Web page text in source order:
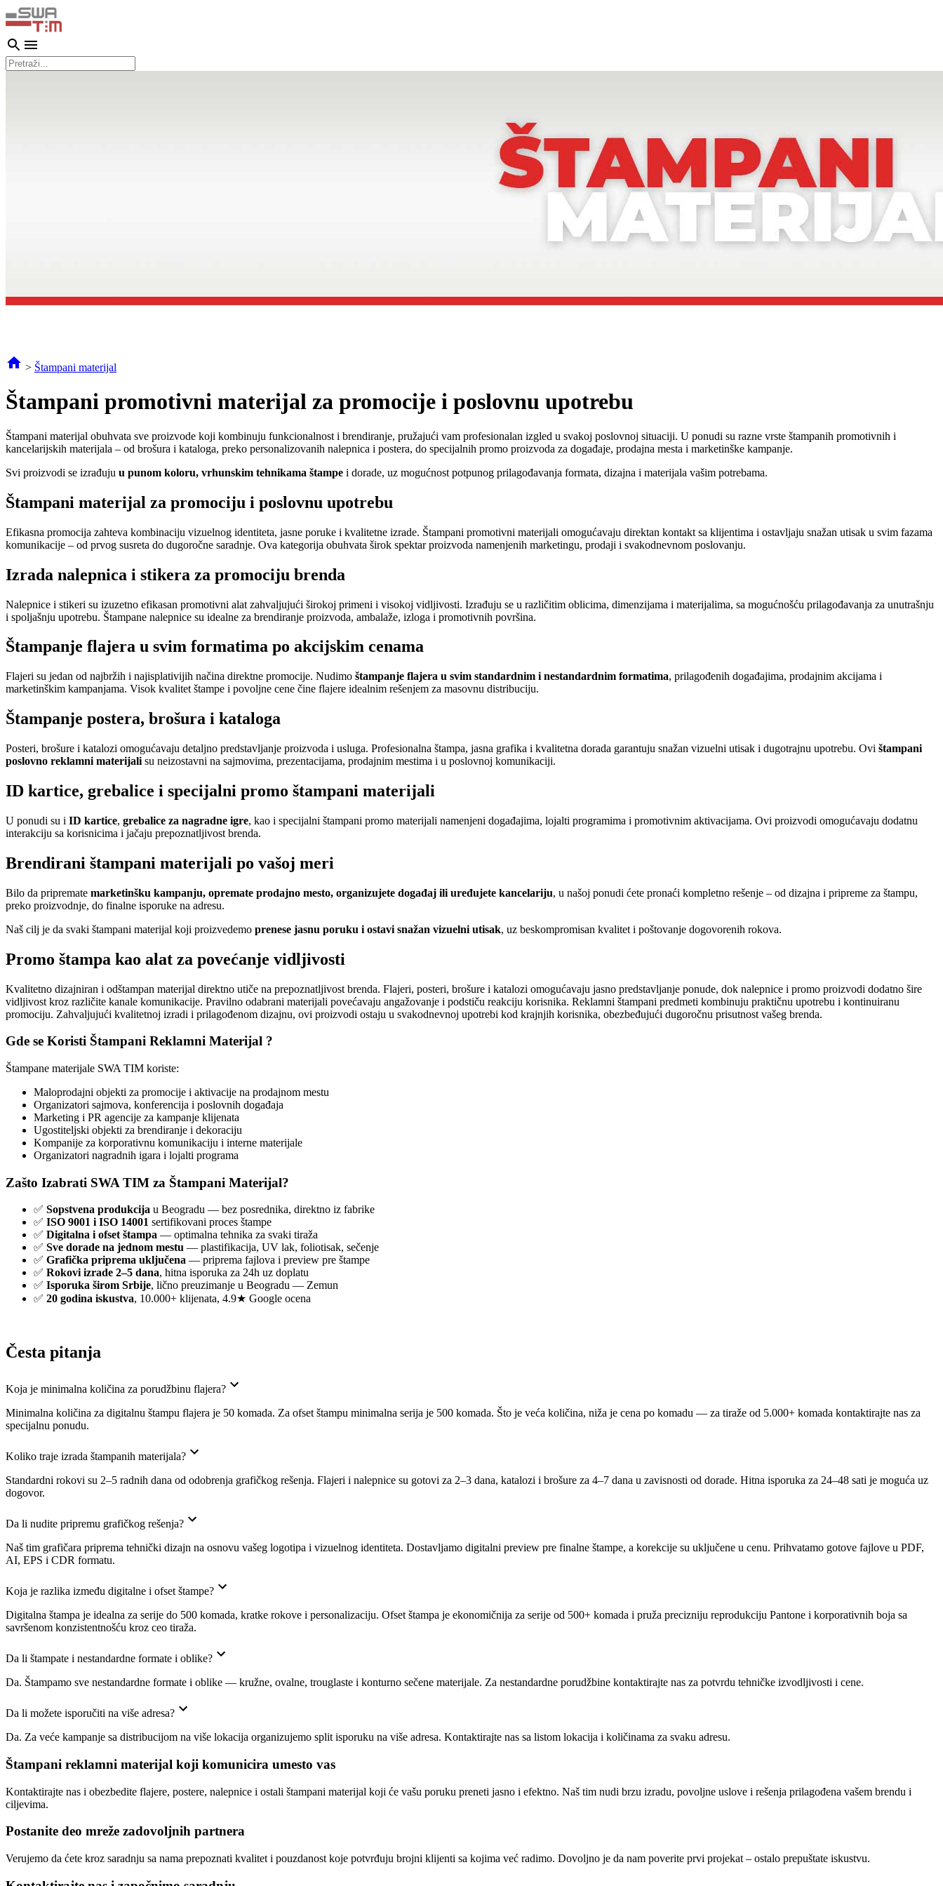
> Štampani materijal
Štampani promotivni materijal za promocije i poslovnu upotrebu
Štampani materijal obuhvata sve proizvode koji kombinuju funkcionalnost i brendiranje, pružajući vam profesionalan izgled u svakoj poslovnoj situaciji. U ponudi su razne vrste štampanih promotivnih i
kancelarijskih materijala – od brošura i kataloga, preko personalizovanih nalepnica i postera, do specijalnih promo proizvoda za događaje, prodajna mesta i marketinške kampanje.
Svi proizvodi se izrađuju u punom koloru, vrhunskim tehnikama štampe i dorade, uz mogućnost potpunog prilagođavanja formata, dizajna i materijala vašim potrebama.
Štampani materijal za promociju i poslovnu upotrebu
Efikasna promocija zahteva kombinaciju vizuelnog identiteta, jasne poruke i kvalitetne izrade. Štampani promotivni materijali omogućavaju direktan kontakt sa klijentima i ostavljaju snažan utisak u svim fazama
komunikacije – od prvog susreta do dugoročne saradnje. Ova kategorija obuhvata širok spektar proizvoda namenjenih marketingu, prodaji i svakodnevnom poslovanju.
Izrada nalepnica i stikera za promociju brenda
Nalepnice i stikeri su izuzetno efikasan promotivni alat zahvaljujući širokoj primeni i visokoj vidljivosti. Izrađuju se u različitim oblicima, dimenzijama i materijalima, sa mogućnošću prilagođavanja za unutrašnju
i spoljašnju upotrebu. Štampane nalepnice su idealne za brendiranje proizvoda, ambalaže, izloga i promotivnih površina.
Štampanje flajera u svim formatima po akcijskim cenama
Flajeri su jedan od najbržih i najisplativijih načina direktne promocije. Nudimo štampanje flajera u svim standardnim i nestandardnim formatima, prilagođenih događajima, prodajnim akcijama i
marketinškim kampanjama. Visok kvalitet štampe i povoljne cene čine flajere idealnim rešenjem za masovnu distribuciju.
Štampanje postera, brošura i kataloga
Posteri, brošure i katalozi omogućavaju detaljno predstavljanje proizvoda i usluga. Profesionalna štampa, jasna grafika i kvalitetna dorada garantuju snažan vizuelni utisak i dugotrajnu upotrebu. Ovi štampani
poslovno reklamni materijali su neizostavni na sajmovima, prezentacijama, prodajnim mestima i u poslovnoj komunikaciji.
ID kartice, grebalice i specijalni promo štampani materijali
U ponudi su i ID kartice, grebalice za nagradne igre, kao i specijalni štampani promo materijali namenjeni događajima, lojalti programima i promotivnim aktivacijama. Ovi proizvodi omogućavaju dodatnu
interakciju sa korisnicima i jačaju prepoznatljivost brenda.
Brendirani štampani materijali po vašoj meri
Bilo da pripremate marketinšku kampanju, opremate prodajno mesto, organizujete događaj ili uređujete kancelariju, u našoj ponudi ćete pronaći kompletno rešenje – od dizajna i pripreme za štampu,
preko proizvodnje, do finalne isporuke na adresu.
Naš cilj je da svaki štampani materijal koji proizvedemo prenese jasnu poruku i ostavi snažan vizuelni utisak, uz beskompromisan kvalitet i poštovanje dogovorenih rokova.
Promo štampa kao alat za povećanje vidljivosti
Kvalitetno dizajniran i odštampan materijal direktno utiče na prepoznatljivost brenda. Flajeri, posteri, brošure i katalozi omogućavaju jasno predstavljanje ponude, dok nalepnice i promo proizvodi dodatno šire
vidljivost kroz različite kanale komunikacije. Pravilno odabrani materijali povećavaju angažovanje i podstiču reakciju korisnika. Reklamni štampani predmeti kombinuju praktičnu upotrebu i kontinuiranu
promociju. Zahvaljujući kvalitetnoj izradi i prilagođenom dizajnu, ovi proizvodi ostaju u svakodnevnoj upotrebi kod krajnjih korisnika, obezbeđujući dugoročnu prisutnost vašeg brenda.
Gde se Koristi Štampani Reklamni Materijal ?
Štampane materijale SWA TIM koriste:
Maloprodajni objekti za promocije i aktivacije na prodajnom mestu
Organizatori sajmova, konferencija i poslovnih događaja
Marketing i PR agencije za kampanje klijenata
Ugostiteljski objekti za brendiranje i dekoraciju
Kompanije za korporativnu komunikaciju i interne materijale
Organizatori nagradnih igara i lojalti programa
Zašto Izabrati SWA TIM za Štampani Materijal?
✅ Sopstvena produkcija u Beogradu — bez posrednika, direktno iz fabrike
✅ ISO 9001 i ISO 14001 sertifikovani proces štampe
✅ Digitalna i ofset štampa — optimalna tehnika za svaki tiražа
✅ Sve dorade na jednom mestu — plastifikacija, UV lak, foliotisak, sečenje
✅ Grafička priprema uključena — priprema fajlova i preview pre štampe
✅ Rokovi izrade 2–5 dana, hitna isporuka za 24h uz doplatu
✅ Isporuka širom Srbije, lično preuzimanje u Beogradu — Zemun
✅ 20 godina iskustva, 10.000+ klijenata, 4.9★ Google ocena
Česta pitanja
Koja je minimalna količina za porudžbinu flajera?
Minimalna količina za digitalnu štampu flajera je 50 komada. Za ofset štampu minimalna serija je 500 komada. Što je veća količina, niža je cena po komadu — za tiraže od 5.000+ komada kontaktirajte nas za
specijalnu ponudu.
Koliko traje izrada štampanih materijala?
Standardni rokovi su 2–5 radnih dana od odobrenja grafičkog rešenja. Flajeri i nalepnice su gotovi za 2–3 dana, katalozi i brošure za 4–7 dana u zavisnosti od dorade. Hitna isporuka za 24–48 sati je moguća uz
dogovor.
Da li nudite pripremu grafičkog rešenja?
Naš tim grafičara priprema tehnički dizajn na osnovu vašeg logotipa i vizuelnog identiteta. Dostavljamo digitalni preview pre finalne štampe, a korekcije su uključene u cenu. Prihvatamo gotove fajlove u PDF,
AI, EPS i CDR formatu.
Koja je razlika između digitalne i ofset štampe?
Digitalna štampa je idealna za serije do 500 komada, kratke rokove i personalizaciju. Ofset štampa je ekonomičnija za serije od 500+ komada i pruža precizniju reprodukciju Pantone i korporativnih boja sa
savršenom konzistentnošću kroz ceo tiražа.
Da li štampate i nestandardne formate i oblike?
Da. Štampamo sve nestandardne formate i oblike — kružne, ovalne, trouglaste i konturno sečene materijale. Za nestandardne porudžbine kontaktirajte nas za potvrdu tehničke izvodljivosti i cene.
Da li možete isporučiti na više adresa?
Da. Za veće kampanje sa distribucijom na više lokacija organizujemo split isporuku na više adresa. Kontaktirajte nas sa listom lokacija i količinama za svaku adresu.
Štampani reklamni materijal koji komunicira umesto vas
Kontaktirajte nas i obezbedite flajere, postere, nalepnice i ostali štampani materijal koji će vašu poruku preneti jasno i efektno. Naš tim nudi brzu izradu, povoljne uslove i rešenja prilagođena vašem brendu i
ciljevima.
Postanite deo mreže zadovoljnih partnera
Verujemo da ćete kroz saradnju sa nama prepoznati kvalitet i pouzdanost koje potvrđuju brojni klijenti sa kojima već radimo. Dovoljno je da nam poverite prvi projekat – ostalo prepuštate iskustvu.